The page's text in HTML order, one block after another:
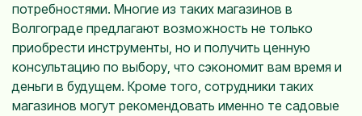
потребностями. Многие из таких магазинов в
Волгограде предлагают возможность не только
приобрести инструменты, но и получить ценную
консультацию по выбору, что сэкономит вам время и
деньги в будущем. Кроме того, сотрудники таких
магазинов могут рекомендовать именно те садовые